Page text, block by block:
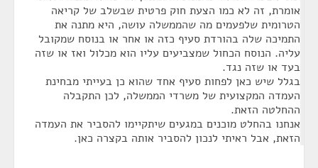
אומרת, זה לא כמו הצעת חוק פרטית שבשלב של קריאה
הטרומית שלפעמים מה שהממשלה עושה, היא מתנה את
התמיכה שלה בהורדת סעיף כזה או אחר או בנוסח שמקובל
עליה. הנוסח הכחול שמצביעים עליו הוא מכלול ואז או שזה
בעד או שזה נגד.
בגלל שיש כאן לפחות סעיף אחד שהוא כן בעייתי מבחינת
העמדה המקצועית של משרדי הממשלה, לכן התקבלה
ההחלטה הזאת.
אנחנו בהחלט מוכנים במגעים שיתקיימו להסביר את העמדה
הזאת, אבל ראיתי לנכון להסביר אותה בקצרה כאן.